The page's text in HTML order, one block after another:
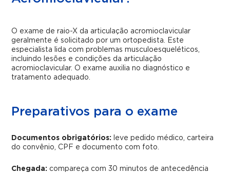
O exame de raio-X da articulação acromioclavicular
geralmente é solicitado por um ortopedista. Este
especialista lida com problemas musculoesqueléticos,
incluindo lesões e condições da articulação
acromioclavicular. O exame auxilia no diagnóstico e
tratamento adequado.
Preparativos para o exame
Documentos obrigatórios:
leve pedido médico, carteira
do convênio, CPF e documento com foto.
Chegada: compareça com 30 minutos de antecedência